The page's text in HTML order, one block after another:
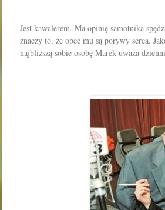
Jest kawalerem. Ma opinię samotnika
znaczy to, że obce mu są porywy serca.
najbliższą sobie osobę Marek uważa